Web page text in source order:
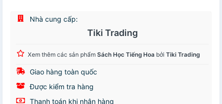
Nhà cung cấp:
Tiki Trading
Xem thêm các sản phẩm Sách Học Tiếng Hoa bởi Tiki Trading
Giao hàng toàn quốc
Được kiểm tra hàng
Thanh toán khi nhận hàng